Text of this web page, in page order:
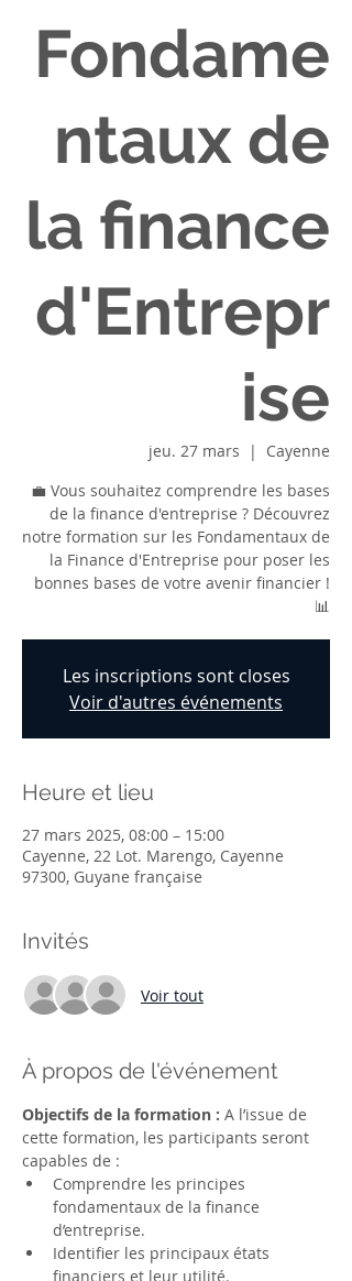
Fondame
ntaux de
la finance
d'Entrepr
ise
jeu. 27 mars
  |
Cayenne
💼 Vous souhaitez comprendre les bases
de la finance d'entreprise ? Découvrez
notre formation sur les Fondamentaux de
la Finance d'Entreprise pour poser les
bonnes bases de votre avenir financier !
📊
Les inscriptions sont closes
Voir d'autres événements
Heure et lieu
27 mars 2025, 08:00 – 15:00
Cayenne, 22 Lot. Marengo, Cayenne
97300, Guyane française
Invités
Voir tout
À propos de l'événement
Objectifs de la formation : A l’issue de
cette formation, les participants seront
capables de :
Comprendre les principes
fondamentaux de la finance
d’entreprise.
Identifier les principaux états
financiers et leur utilité.